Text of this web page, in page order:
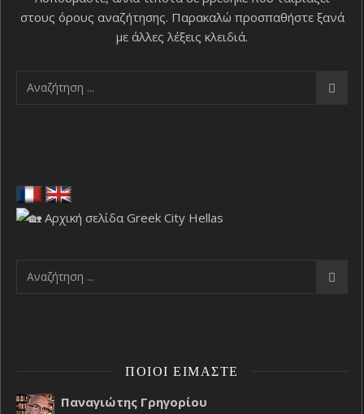
στους όρους αναζήτησης. Παρακαλώ προσπαθήστε ξανά
με άλλες λέξεις κλειδιά.
ΠΟΙΟΙ ΕΊΜΑΣΤΕ
Παναγιώτης Γρηγορίου